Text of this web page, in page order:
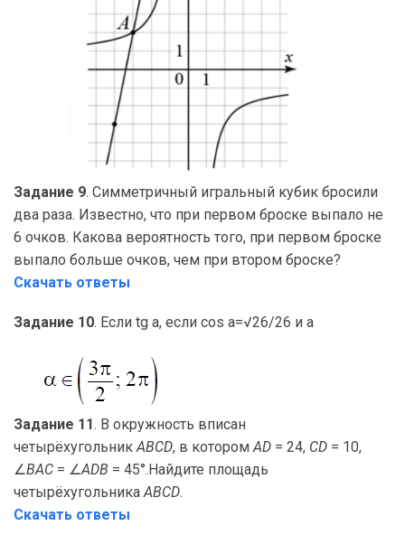
Задание 9. Симметричный игральный кубик бросили
два раза. Известно, что при первом броске выпало не
6 очков. Какова вероятность того, при первом броске
выпало больше очков, чем при втором броске?
Скачать ответы
Задание 10. Если tg a, если cos a=√26/26 и a
Задание 11. В окружность вписан
четырёхугольникABCD, в которомAD = 24, CD = 10,
∠BAC = ∠ADB = 45°.Найдите площадь
четырёхугольникаABCD.
Скачать ответы